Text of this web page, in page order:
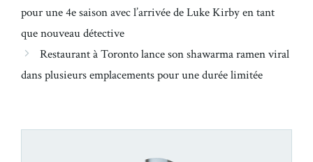
pour une 4e saison avec l’arrivée de Luke Kirby en tant
que nouveau détective
Restaurant à Toronto lance son shawarma ramen viral
dans plusieurs emplacements pour une durée limitée